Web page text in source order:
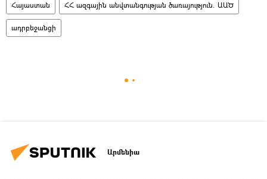
Հայաստան ՀՀ ազգային անվտանգության ծառայություն. ԱԱԾ
ադրբեջանցի
Արմենիա